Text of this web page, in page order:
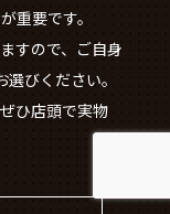
重要です。
すので、ご自身
びください。
ひ店頭で実物